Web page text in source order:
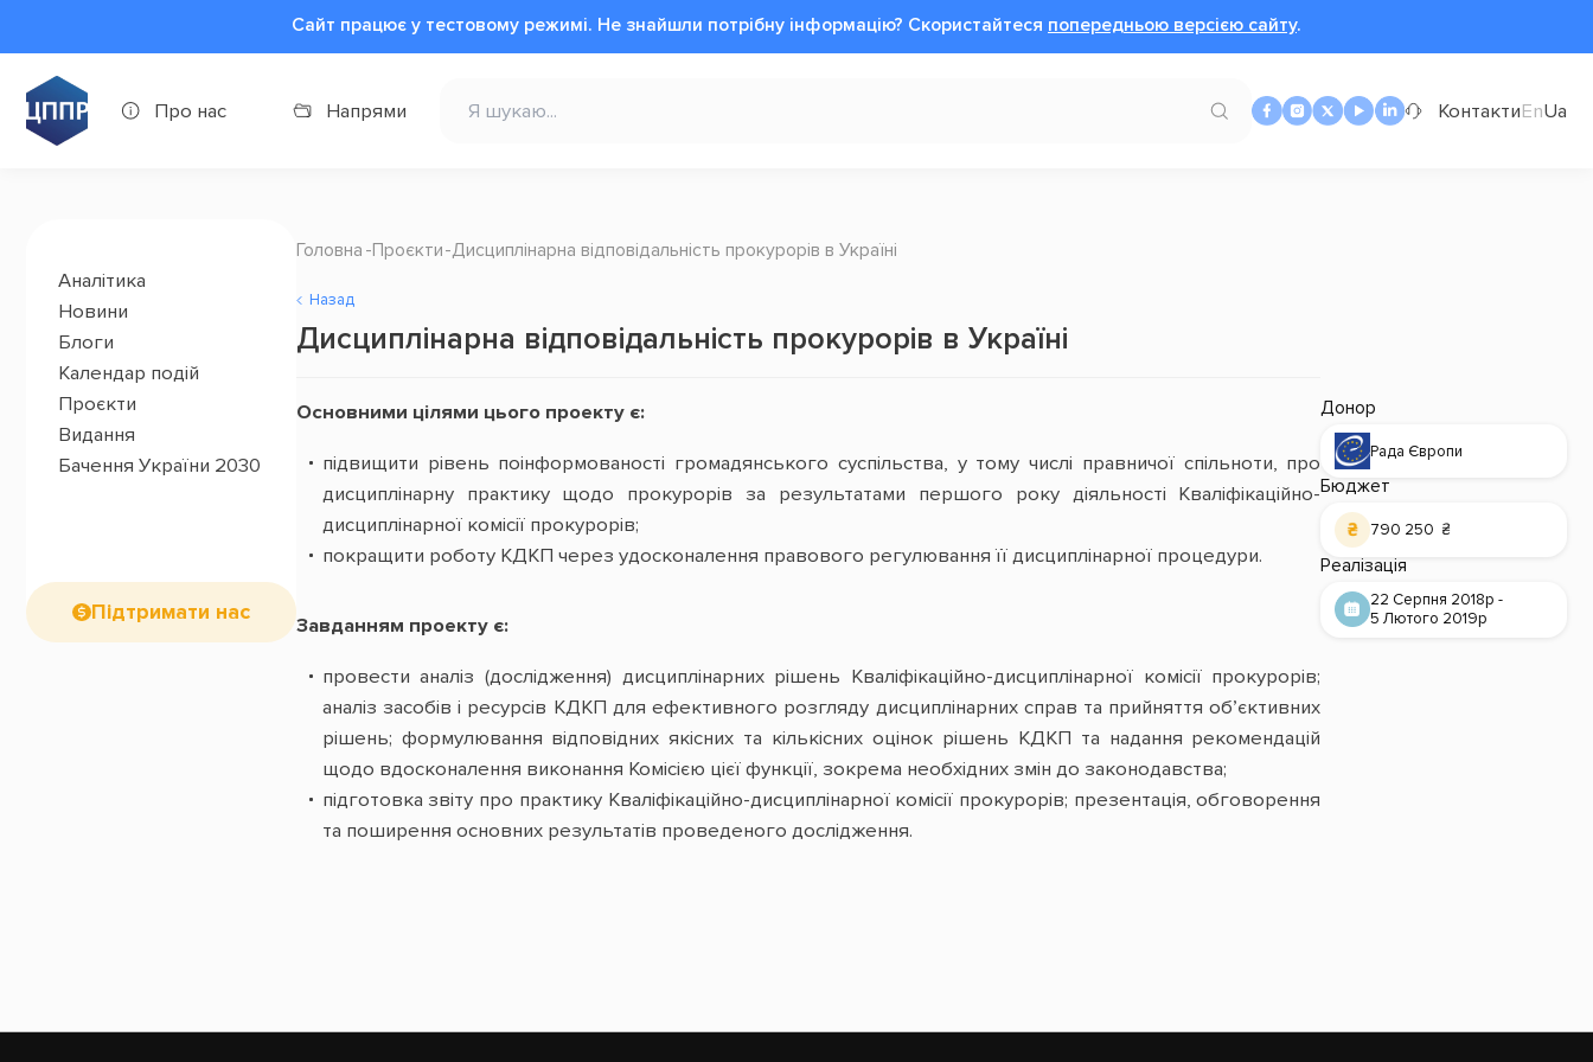
Сайт працює у тестовому режимі. Не знайшли потрібну інформацію? Cкористайтеся попередньою версією сайту.
Про нас Напрями КонтактиEnUa
Аналітика
Новини
Блоги
Календар подій
Проєкти
Видання
Бачення України 2030
Підтримати нас
Головна Проєкти Дисциплінарна відповідальність прокурорів в Україні
Назад
Дисциплінарна відповідальність прокурорів в Україні
Основними цілями цього проекту є:
підвищити рівень поінформованості громадянського суспільства, у тому числі правничої спільноти, про
дисциплінарну практику щодо прокурорів за результатами першого року діяльності Кваліфікаційно-
дисциплінарної комісії прокурорів;
покращити роботу КДКП через удосконалення правового регулювання її дисциплінарної процедури.
Завданням проекту є:
провести аналіз (дослідження) дисциплінарних рішень Кваліфікаційно-дисциплінарної комісії прокурорів;
аналіз засобів і ресурсів КДКП для ефективного розгляду дисциплінарних справ та прийняття об’єктивних
рішень; формулювання відповідних якісних та кількісних оцінок рішень КДКП та надання рекомендацій
щодо вдосконалення виконання Комісією цієї функції, зокрема необхідних змін до законодавства;
підготовка звіту про практику Кваліфікаційно-дисциплінарної комісії прокурорів; презентація, обговорення
та поширення основних результатів проведеного дослідження.
Донор
Рада Європи
Бюджет
790 250 ₴
Реалізація
22 Серпня 2018р -
5 Лютого 2019р